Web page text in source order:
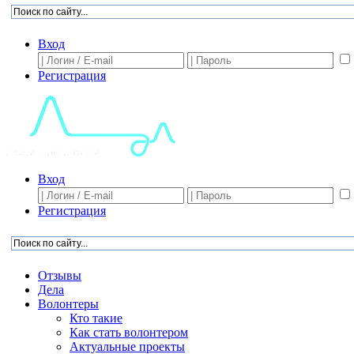
Вход
Регистрация
Вход
Регистрация
Отзывы
Дела
Волонтеры
Кто такие
Как стать волонтером
Актуальные проекты